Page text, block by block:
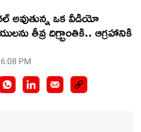
ఒక వీడియో
తీవ్ర దిగ్భ్రాంతికి.. ఆగ్రహానికి
PM